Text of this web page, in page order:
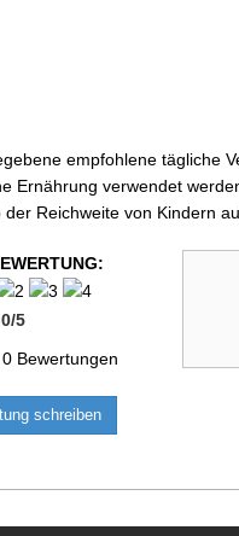
empfohlene tägliche
Ernährung verwendet
Reichweite von Kindern
0/5
0 Bewertungen
schreiben